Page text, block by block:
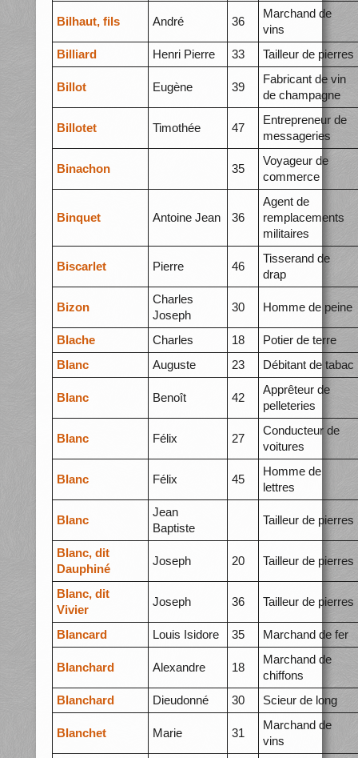
Bilhaut, fils André 36
Marchand de
vins
Billiard
Henri Pierre 33 Tailleur de pierres
Billot Eugène 39
Fabricant de vin
de champagne
Billotet Timothée 47
Entrepreneur de
messageries
Binachon 35
Voyageur de
commerce
Binquet Antoine Jean 36
Agent de
remplacements
militaires
Biscarlet Pierre 46
Tisserand de
drap
Bizon
Charles
Joseph
30 Homme de peine
Blache Charles 18
Potier de terre
Blanc
Auguste 23 Débitant de tabac
Blanc Benoît 42
Apprêteur de
pelleteries
Blanc Félix 27
Conducteur de
voitures
Blanc Félix 45
Homme de
lettres
Blanc
Jean
Baptiste
Tailleur de pierres
Blanc, dit
Dauphiné
Joseph 20 Tailleur de pierres
Blanc, dit
Vivier
Joseph 36 Tailleur de pierres
Blancard Louis Isidore 35 Marchand de fer
Blanchard Alexandre 18
Marchand de
chiffons
Blanchard
Dieudonné 30 Scieur de long
Blanchet Marie 31
Marchand de
vins